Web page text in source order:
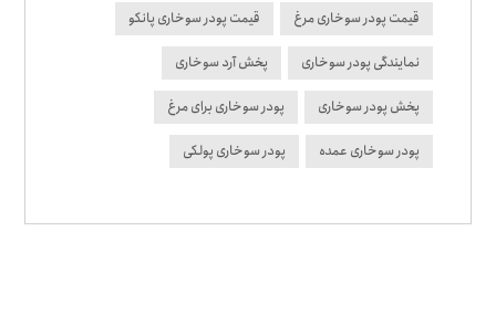
قیمت پودر سوخاری مرغ قیمت پودر سوخاری پانکو
نمایندگی پودر سوخاری پخش آرد سوخاری
پخش پودر سوخاری پودر سوخاری برای مرغ
پودر سوخاری عمده پودر سوخاری پولکی